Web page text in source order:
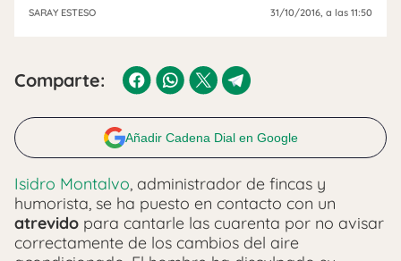
SARAY ESTESO 31/10/2016 , a las 11:50
Comparte:
Añadir Cadena Dial en Google
Isidro Montalvo, administrador de fincas y
humorista, se ha puesto en contacto con un
atrevido para cantarle las cuarenta por no avisar
correctamente de los cambios del aire